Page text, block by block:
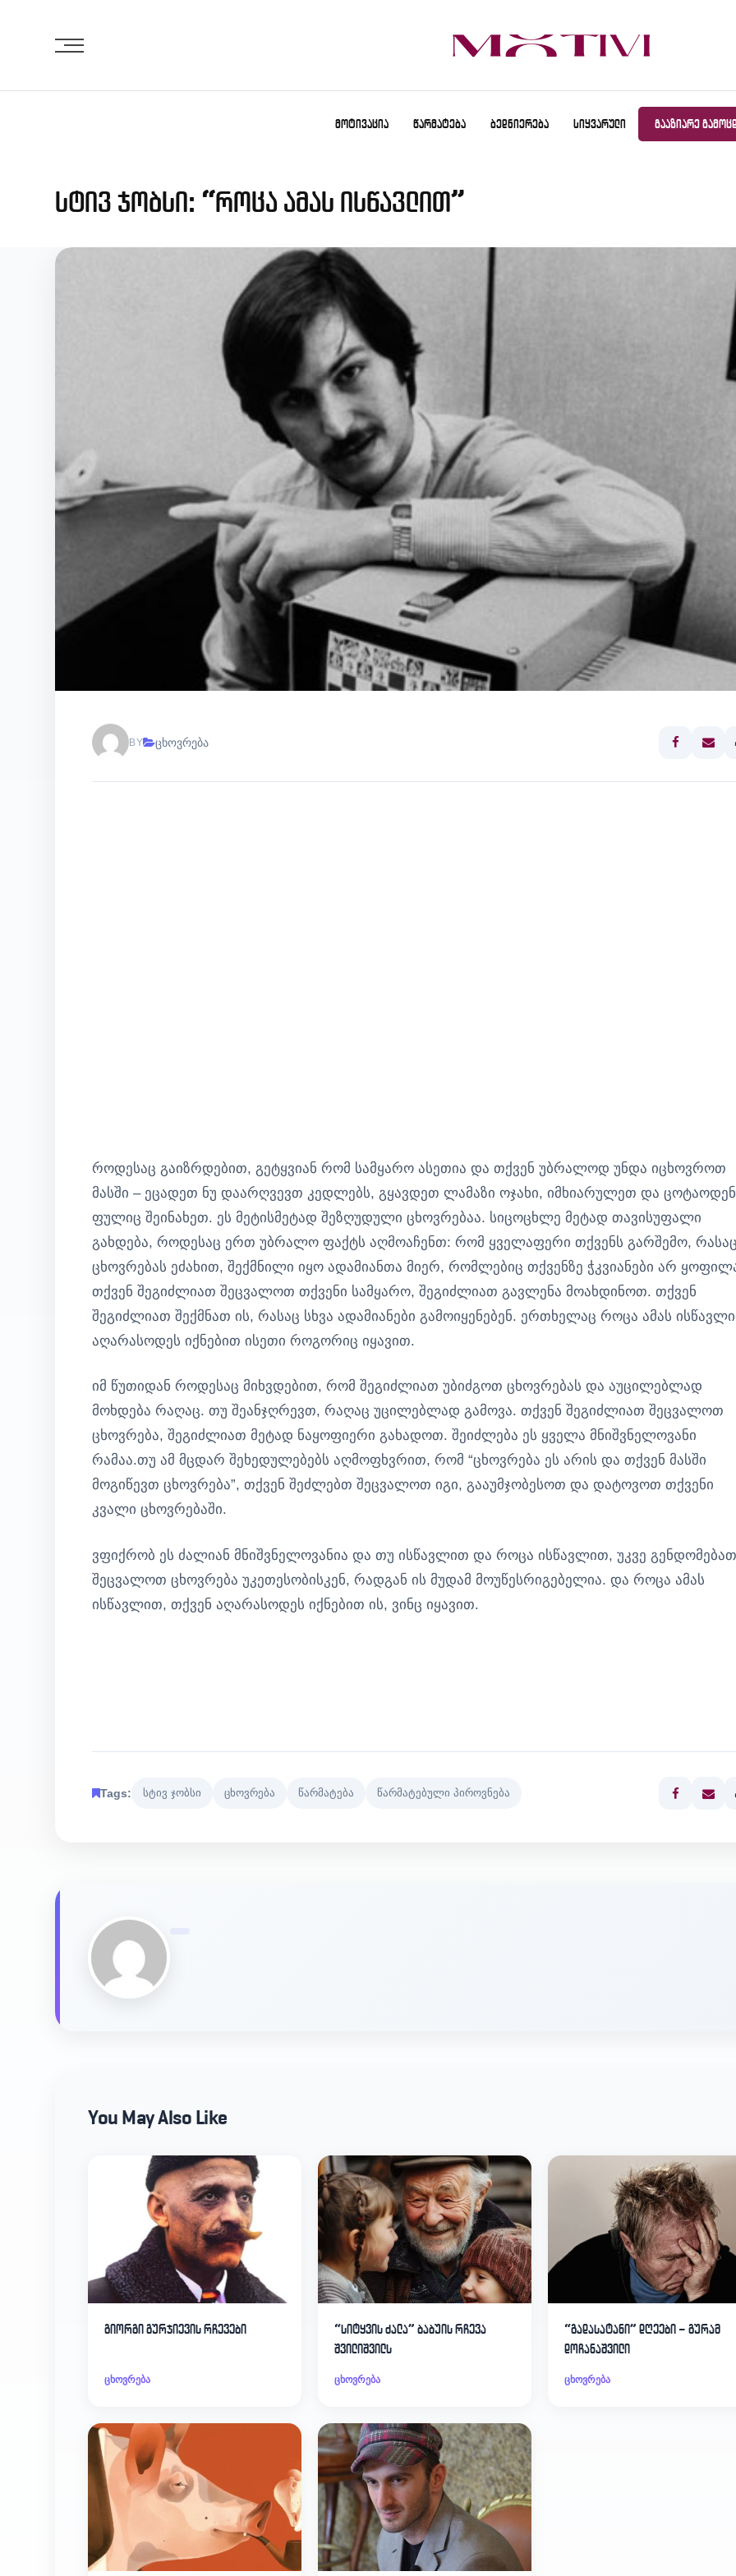
ᲛᲝᲢᲘᲕᲐᲪᲘᲐ ᲬᲐᲠᲛᲐᲢᲔᲑᲐ ᲑᲔᲓᲜᲘᲔᲠᲔᲑᲐ ᲡᲘᲧᲕᲐᲠᲣᲚᲘ ᲒᲐᲐᲖᲘᲐᲠᲔ
სტივ ჯობსი: “როცა ამას ისწავლით”
BY ცხოვრება
როდესაც გაიზრდებით, გეტყვიან რომ სამყარო ასეთია და თქვენ უბრალოდ უნდა იცხოვროთ
მასში – ეცადეთ ნუ დაარღვევთ კედლებს, გყავდეთ ლამაზი ოჯახი, იმხიარულეთ და
ფულიც შეინახეთ. ეს მეტისმეტად შეზღუდული ცხოვრებაა. სიცოცხლე მეტად თავისუფალი
გახდება, როდესაც ერთ უბრალო ფაქტს აღმოაჩენთ: რომ ყველაფერი თქვენს გარშემო, რასაც
ცხოვრებას ეძახით, შექმნილი იყო ადამიანთა მიერ, რომლებიც თქვენზე ჭკვიანები არ
თქვენ შეგიძლიათ შეცვალოთ თქვენი სამყარო, შეგიძლიათ გავლენა მოახდინოთ. თქვენ
შეგიძლიათ შექმნათ ის, რასაც სხვა ადამიანები გამოიყენებენ. ერთხელაც როცა ამას
აღარასოდეს იქნებით ისეთი როგორიც იყავით.
იმ წუთიდან როდესაც მიხვდებით, რომ შეგიძლიათ უბიძგოთ ცხოვრებას და აუცილებლად
მოხდება რაღაც. თუ შეანჯღრევთ, რაღაც უცილებლად გამოვა. თქვენ შეგიძლიათ შეცვალოთ
ცხოვრება, შეგიძლიათ მეტად ნაყოფიერი გახადოთ. შეიძლება ეს ყველა მნიშვნელოვანი
რამაა.თუ ამ მცდარ შეხედულებებს აღმოფხვრით, რომ “ცხოვრება ეს არის და თქვენ მასში
მოგიწევთ ცხოვრება”, თქვენ შეძლებთ შეცვალოთ იგი, გააუმჯობესოთ და დატოვოთ თქვენი
კვალი ცხოვრებაში.
ვფიქრობ ეს ძალიან მნიშვნელოვანია და თუ ისწავლით და როცა ისწავლით, უკვე გენდომებათ
შეცვალოთ ცხოვრება უკეთესობისკენ, რადგან ის მუდამ მოუწესრიგებელია. და როცა ამას
ისწავლით, თქვენ აღარასოდეს იქნებით ის, ვინც იყავით.
Tags: სტივ ჯობსი ცხოვრება წარმატება წარმატებული პიროვნება
You May Also Like
გიორგი გურჯიევის რჩევები
ცხოვრება
“სიტყვის ძალა” ბაბუის რჩევა
შვილიშვილს
ცხოვრება
“გადასატანი” დღეები – გურამ
დოჩანაშვილი
ცხოვრება